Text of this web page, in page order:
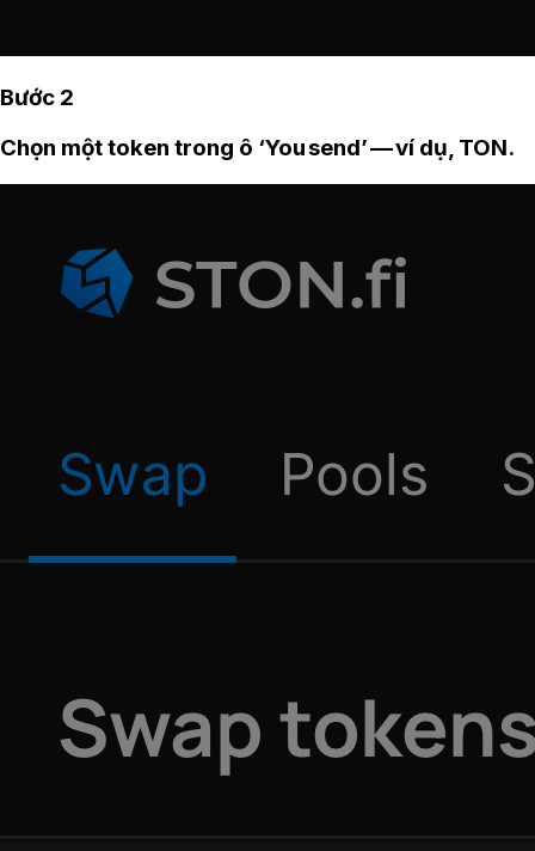
Bước 2
Chọn một token trong ô ‘You send’ — ví dụ, TON.